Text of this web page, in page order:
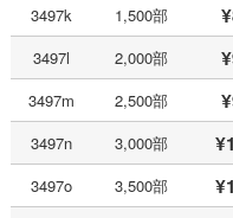
3497k
1,500部
3497l
2,000部
3497m
2,500部
3497n
3,000部
3497o
3,500部